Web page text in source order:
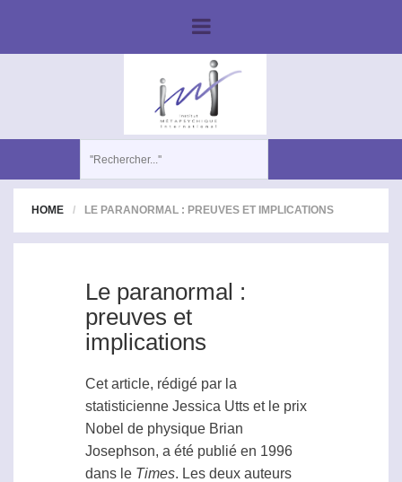
HOME LE PARANORMAL : PREUVES ET IMPLICATIONS
Le paranormal :
preuves et
implications
Cet article, rédigé par la
statisticienne Jessica Utts et le prix
Nobel de physique Brian
Josephson, a été publié en 1996
dans le Times. Les deux auteurs